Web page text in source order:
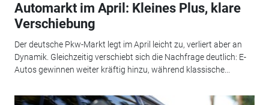
Automarkt im April: Kleines Plus, klare
Verschiebung
Der deutsche Pkw-Markt legt im April leicht zu, verliert aber an
Dynamik. Gleichzeitig verschiebt sich die Nachfrage deutlich: E-
Autos gewinnen weiter kräftig hinzu, während klassische...